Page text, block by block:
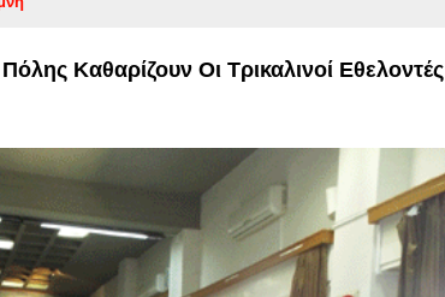
Καθαρίζουν Οι Τρικαλινοί Εθελοντές